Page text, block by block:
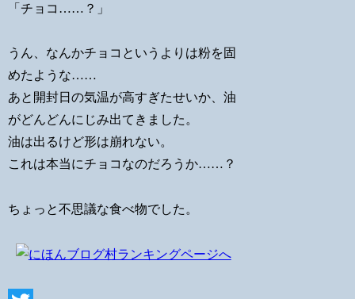
「チョコ……？」
うん、なんかチョコというよりは粉を固
めたような……
あと開封日の気温が高すぎたせいか、油
がどんどんにじみ出てきました。
油は出るけど形は崩れない。
これは本当にチョコなのだろうか……？
ちょっと不思議な食べ物でした。